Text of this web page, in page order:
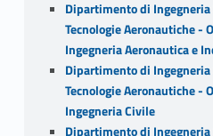
Dipartimento di
Tecnologie Aeronautiche -
Ingegneria Aeronautica e
Dipartimento di
Tecnologie Aeronautiche -
Ingegneria Civile
Dipartimento di